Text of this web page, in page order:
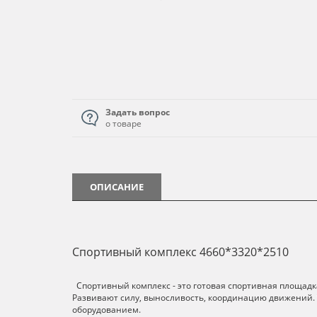
Задать вопрос
о товаре
ОПИСАНИЕ
Спортивный комплекс 4660*3320*2510
Спортивный комплекс - это готовая спортивная
Развивают силу, выносливость, координацию
оборудованием.